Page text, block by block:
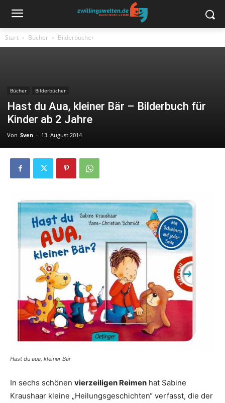
Start Bücher Bilderbücher
Bücher Bilderbücher
Hast du Aua, kleiner Bär – Bilderbuch für
Kinder ab 2 Jahre
Von Sven - 13. August 2014
Hast du aua, kleiner Bär
In sechs schönen vierzeiligen Reimen hat Sabine
Kraushaar kleine „Heilungsgeschichten“ verfasst, die der